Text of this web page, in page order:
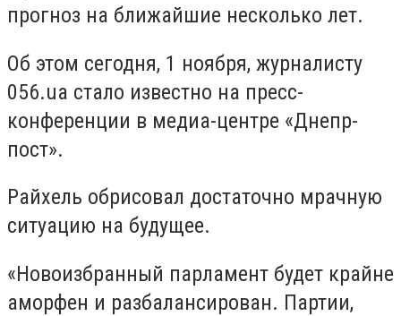
прогноз на ближайшие несколько лет.
Об этом сегодня, 1 ноября, журналисту
056.ua стало известно на пресс-
конференции в медиа-центре «Днепр-
пост».
Райхель обрисовал достаточно мрачную
ситуацию на будущее.
«Новоизбранный парламент будет крайне
аморфен и разбалансирован. Партии,